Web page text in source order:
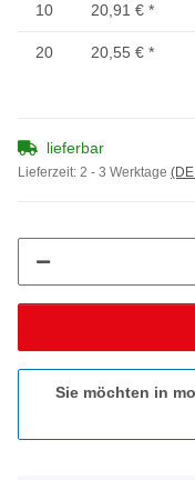
10 20,91 € *
20 20,55 € *
lieferbar
Lieferzeit: 2 - 3 Werktage
Sie möchten in